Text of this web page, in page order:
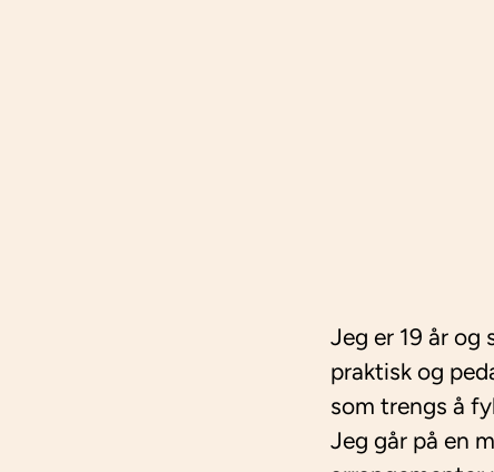
Jeg er 19 år og
praktisk og
som trengs å
Jeg går på en